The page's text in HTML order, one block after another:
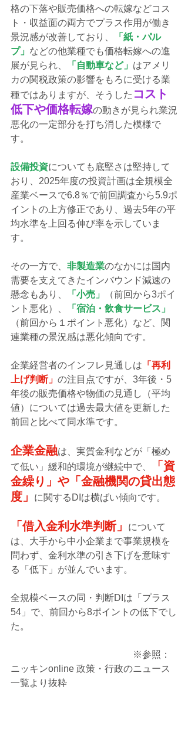
格の下落や販売価格への転嫁などコス
ト・収益面の両方でプラス作用が働き
景況感が改善しており、
「紙・パル
プ」 などの他業種でも価格転嫁への進
展が見られ、
「自動車など」 はアメリ
カの関税政策の影響をもろに受ける業
種ではありますが、そうした コスト
低下や価格転嫁の動きが見られ業況
悪化の一定部分を打ち消した模様で
す。
設備投資についても底堅さは堅持して
おり、2025年度の投資計画は全規模全
産業ベースで6.8％で前回調査から5.9ポ
イントの上方修正であり、過去5年の平
均水準を上回る伸び率を示していま
す。
その一方で、 非製造業のなかには国内
需要を支えてきたインバウンド減速の
懸念もあり、
「小売」
（前回から3ポイ
ント悪化）、
「宿泊・飲食サービス」
（前回から１ポイント悪化）など、関
連業種の景況感は悪化傾向です。
企業経営者のインフレ見通しは 「再利
上げ判断」 の注目点ですが、3年後・5
年後の販売価格や物価の見通し（平均
値）については過去最大値を更新した
前回と比べて同水準です。
企業金融は、実質金利などが「極め
て低い」緩和的環境が継続中で、
「資
金繰り」や「金融機関の貸出態
度」
に関するDIは横ばい傾向です。
「借入金利水準判断」
について
は、大手から中小企業まで事業規模を
問わず、金利水準の引き下げを意味す
る「低下」が並んでいます。
全規模ベースの同・判断DIは「プラス
54」で、前回から8ポイントの低下でし
た。
※参照：
ニッキンonline 政策・行政のニュース
一覧より抜粋